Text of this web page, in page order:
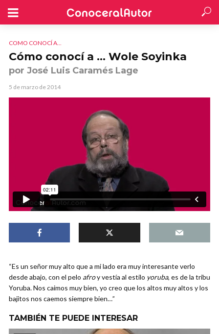
COMO CONOCÍ A...
Cómo conocí a … Wole Soyinka
por José Luis Caramés Lage
5 de marzo de 2014
“Es un señor muy alto que a mi lado era muy interesante verlo
desde abajo, con el pelo afroy vestía al estilo yoruba, es de la tribu
Yoruba. Nos caimos muy bien, yo creo que los altos muy altos y los
bajitos nos caemos siempre bien…”
TAMBIÉN TE PUEDE INTERESAR